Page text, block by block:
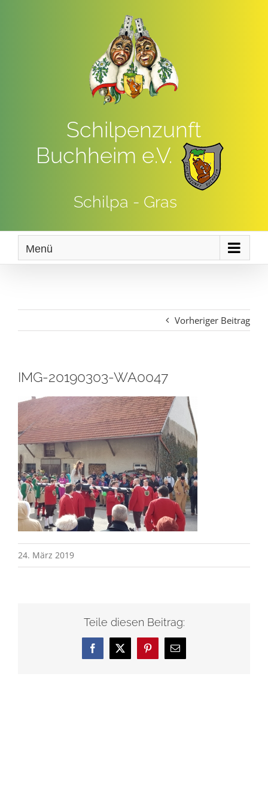
Schilpenzunft
Buchheim e.V.
Schilpa - Gras
Menü
Vorheriger Beitrag
IMG-20190303-WA0047
24. März 2019
Teile diesen Beitrag:
Facebook
X Pinterest
E-
Mail